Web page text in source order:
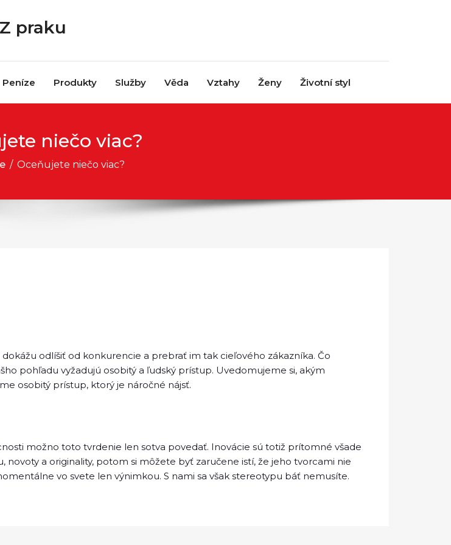
Z praku
Peníze Produkty Služby Věda Vztahy Ženy Životní styl
niečo viac?
/ Oceňujete niečo viac?
odlíšiť od konkurencie a prebrať im tak cieľového zákazníka. Čo
pohľadu vyžadujú osobitý a ľudský prístup. Uvedomujeme si, akým
osobitý prístup, ktorý je náročné nájsť.
možno toto tvrdenie len sotva povedať. Inovácie sú totiž prítomné všade
novoty a originality, potom si môžete byť zaručene istí, že jeho tvorcami nie
vo svete len výnimkou. S nami sa však stereotypu báť nemusíte.